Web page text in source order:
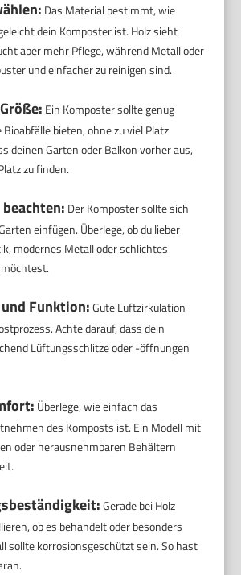
Das Material bestimmt, wie
dein Komposter ist. Holz sieht
aber mehr Pflege, während Metall oder
und einfacher zu reinigen sind.
Ein Komposter sollte genug
bieten, ohne zu viel Platz
deinen Garten oder Balkon vorher aus,
zu finden.
Der Komposter sollte sich
einfügen. Überlege, ob du lieber
modernes Metall oder schlichtes
Funktion:Gute Luftzirkulation
Achte darauf, dass dein
Lüftungsschlitze oder -öffnungen
Überlege, wie einfach das
des Komposts ist. Ein Modell mit
oder herausnehmbaren Behältern
Gerade bei Holz
ob es behandelt oder besonders
sollte korrosionsgeschützt sein. So hast